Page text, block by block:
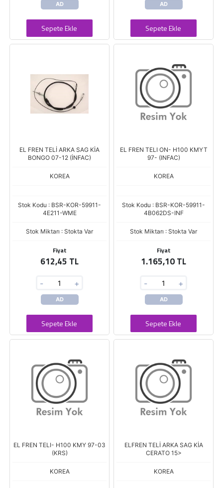
AD
Sepete Ekle
AD
Sepete Ekle
EL FREN TELİ ARKA SAG KİA
BONGO 07-12 (İNFAC)
KOREA
Stok Kodu : BSR-KOR-59911-
4E211-WME
Stok Miktarı : Stokta Var
Fiyat
612,45 TL
- +
AD
Sepete Ekle
EL FREN TELI ON- H100 KMYT
97- (INFAC)
KOREA
Stok Kodu : BSR-KOR-59911-
4B062DS-INF
Stok Miktarı : Stokta Var
Fiyat
1.165,10 TL
- +
AD
Sepete Ekle
EL FREN TELI- H100 KMY 97-03
(KRS)
KOREA
ELFREN TELİ ARKA SAG KİA
CERATO 15>
KOREA